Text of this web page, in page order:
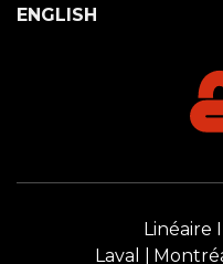
ENGLISH
Linéaire
Laval